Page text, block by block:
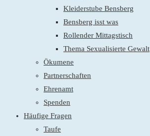
Kleiderstube Bensberg
Bensberg isst was
Rollender Mittagstisch
Thema Sexualisierte Gewalt
Ökumene
Partnerschaften
Ehrenamt
Spenden
Häufige Fragen
Taufe